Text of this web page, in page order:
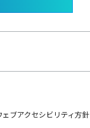
ェブアクセシビリティ方針